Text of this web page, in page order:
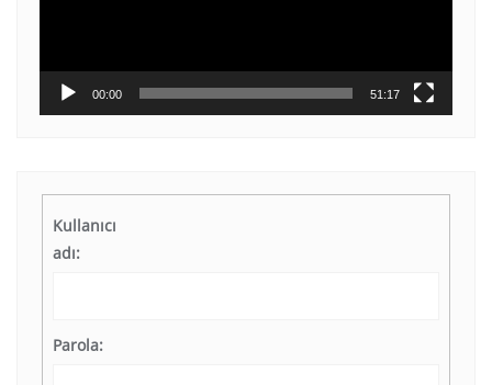
00:00 51:17
Kullanıcı
adı:
Parola: